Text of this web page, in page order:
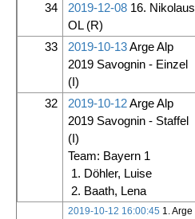
34 2019-12-08 16. Nikolaus
OL (R)
33 2019-10-13Arge Alp
2019 Savognin - Einzel
(I)
32 2019-10-12Arge Alp
2019 Savognin - Staffel
(I)
Team: Bayern 1
1. Döhler, Luise
2. Baath, Lena
2019-10-12 16:00:45 1. Arge